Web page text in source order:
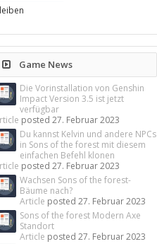
Game News
Die Vorinstallation von Genshin
Impact Version 3.5 ist jetzt
verfügbar
posted27. Februar 2023
Du kannst Kelvin und andere NPCs
in Sons of the forest mit diesem
einfachen Befehl klonen
posted27. Februar 2023
Wachsen Sons of the forest-
Bäume nach?
Article posted27. Februar 2023
Sons of the forest Modern Axe
Standort
Article posted27. Februar 2023